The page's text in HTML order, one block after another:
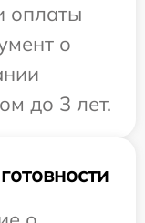
оплаты
о
до 3 лет.